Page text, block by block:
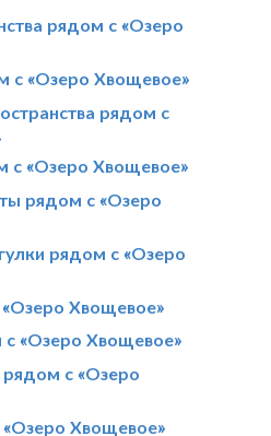
рядом с «Озеро
с «Озеро Хвощевое»
рядом с
с «Озеро Хвощевое»
рядом с «Озеро
рядом с «Озеро
Хвощевое»
«Озеро Хвощевое»
рядом с «Озеро
Хвощевое»